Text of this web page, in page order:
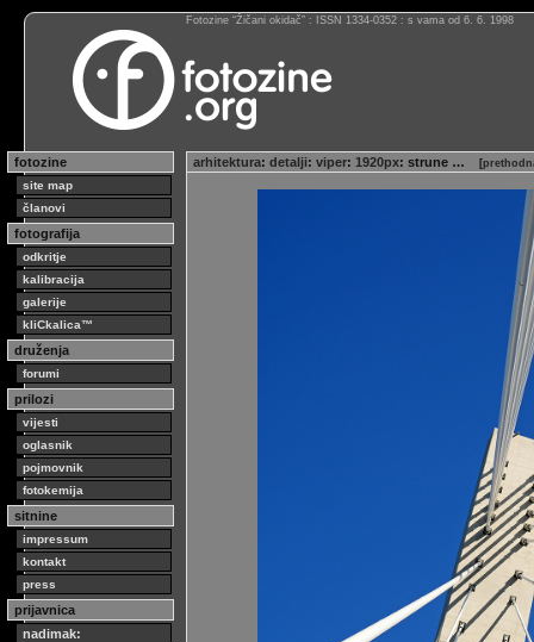
Fotozine “Žičani okidač” : ISSN 1334-0352 : s vama od 6. 6. 1998
fotozine
site map
članovi
fotografija
odkritje
kalibracija
galerije
kliCkalica™
druženja
forumi
prilozi
vijesti
oglasnik
pojmovnik
fotokemija
sitnine
impressum
kontakt
press
prijavnica
nadimak:
arhitektura: detalji: viper: 1920px: strune … [